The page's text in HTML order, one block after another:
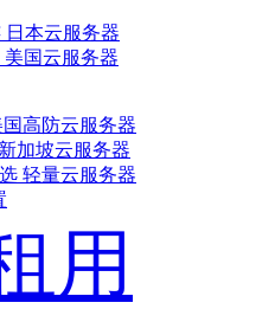
日本云服务器
美国云服务器
国高防云服务器
新加坡云服务器
轻量云服务器
用